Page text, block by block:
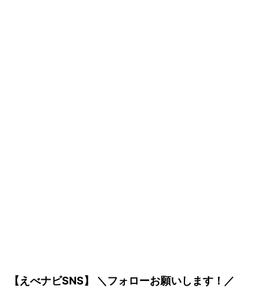
【えべナビSNS】 ＼フォローお願いします！／